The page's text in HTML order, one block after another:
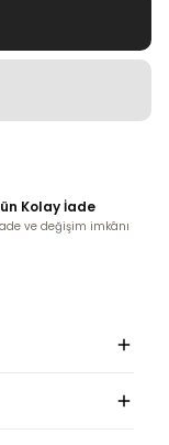
Kolay İade
iade ve değişim imkânı